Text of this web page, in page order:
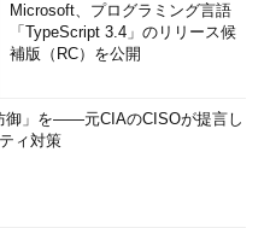
Microsoft、プログラミング言語
「TypeScript 3.4」のリリース候
補版（RC）を公開
御」を――元CIAのCISOが提言し
ィ対策